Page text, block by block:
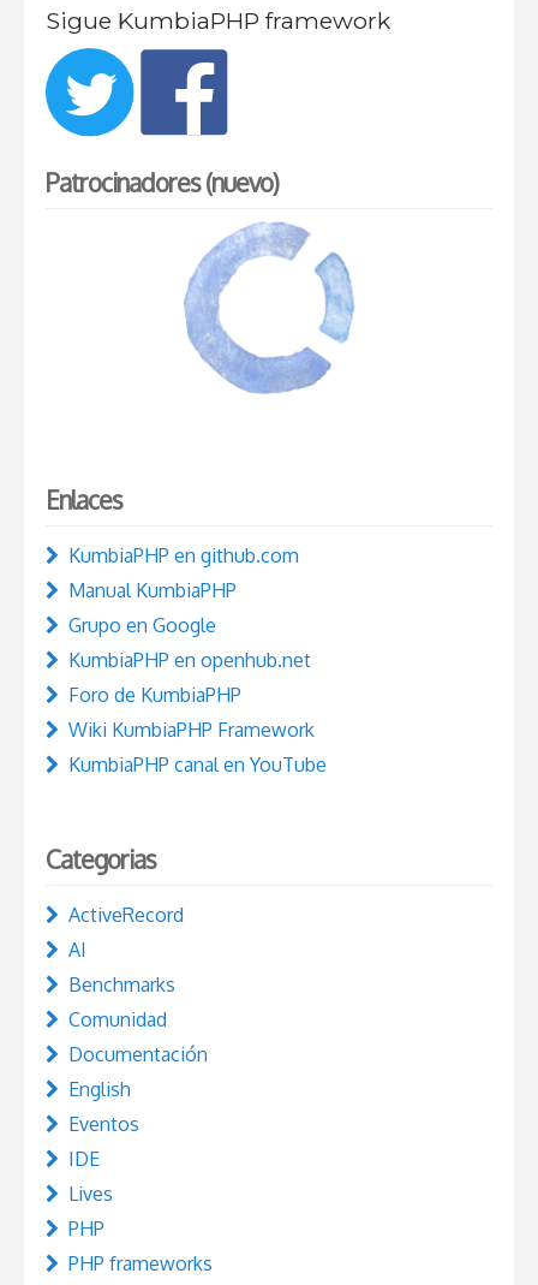
Sigue KumbiaPHP framework
Patrocinadores (nuevo)
Enlaces
KumbiaPHP en github.com
Manual KumbiaPHP
Grupo en Google
KumbiaPHP en openhub.net
Foro de KumbiaPHP
Wiki KumbiaPHP Framework
KumbiaPHP canal en YouTube
Categorias
ActiveRecord
AI
Benchmarks
Comunidad
Documentación
English
Eventos
IDE
Lives
PHP
PHP frameworks